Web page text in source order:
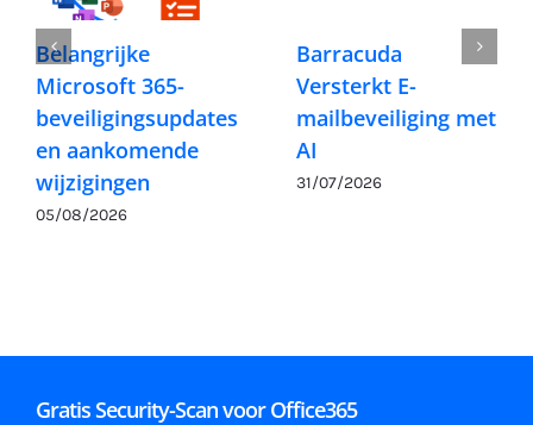
Belangrijke
Microsoft 365-
beveiligingsupdates
en aankomende
wijzigingen
05/08/2026
Barracuda
Versterkt E-
mailbeveiliging met
AI
31/07/2026
Gratis Security-Scan voor Office365